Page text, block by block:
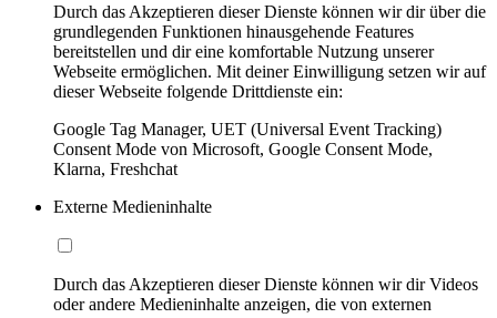
Durch das Akzeptieren dieser Dienste können wir dir über die
grundlegenden Funktionen hinausgehende Features
bereitstellen und dir eine komfortable Nutzung unserer
Webseite ermöglichen. Mit deiner Einwilligung setzen wir auf
dieser Webseite folgende Drittdienste ein:
Google Tag Manager, UET (Universal Event Tracking)
Consent Mode von Microsoft, Google Consent Mode,
Klarna, Freshchat
Externe Medieninhalte
Durch das Akzeptieren dieser Dienste können wir dir Videos
oder andere Medieninhalte anzeigen, die von externen